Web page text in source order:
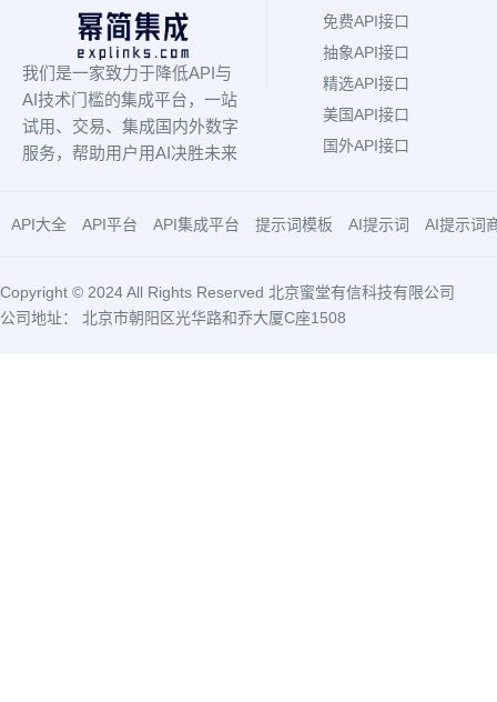
我们是一家致力于降低API与
AI技术门槛的集成平台，一站
试用、交易、集成国内外数字
服务，帮助用户用AI决胜未来
免费API接口
抽象API接口
精选API接口
美国API接口
国外API接口
API大全 API平台 API集成平台 提示词模板 AI提示词 AI提示词
Copyright © 2024 All Rights Reserved 北京蜜堂有信科技有限公司
公司地址： 北京市朝阳区光华路和乔大厦C座1508